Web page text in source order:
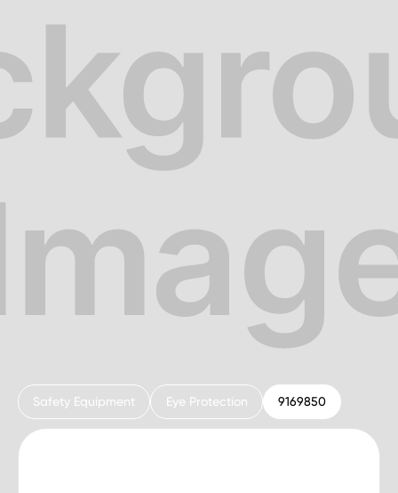
Safety Equipment Eye Protection 9169850